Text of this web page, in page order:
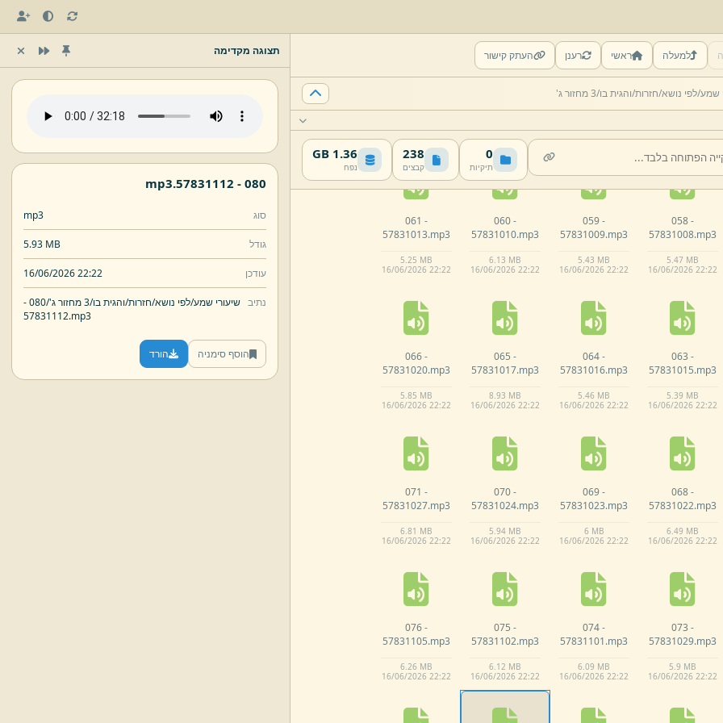
למעלה ראשי רענן העתק קישור
שמע/לפי נושא/חזרות/והגית בו/3 מחזור ג'
0
תיקיות
238
קבצים
1.36 GB
נפח
57831001.mp3
16/06/2026 22:22
57831002.mp3
16/06/2026 22:22
16/06/2026 22:22
16/06/2026 22:22
058 -
57831008.mp3
5.47 MB
16/06/2026 22:22
059 -
57831009.mp3
5.43 MB
16/06/2026 22:22
060 -
57831010.mp3
6.13 MB
16/06/2026 22:22
061 -
57831013.mp3
5.25 MB
16/06/2026 22:22
063 -
57831015.mp3
5.39 MB
16/06/2026 22:22
064 -
57831016.mp3
5.46 MB
16/06/2026 22:22
065 -
57831017.mp3
8.93 MB
16/06/2026 22:22
066 -
57831020.mp3
5.85 MB
16/06/2026 22:22
068 -
57831022.mp3
6.49 MB
16/06/2026 22:22
069 -
57831023.mp3
6 MB
16/06/2026 22:22
070 -
57831024.mp3
5.94 MB
16/06/2026 22:22
071 -
57831027.mp3
6.81 MB
16/06/2026 22:22
073 -
57831029.mp3
5.9 MB
16/06/2026 22:22
074 -
57831101.mp3
6.09 MB
16/06/2026 22:22
075 -
57831102.mp3
6.12 MB
16/06/2026 22:22
076 -
57831105.mp3
6.26 MB
16/06/2026 22:22
תצוגה מקדימה
080 -
mp3
סוג mp3
גודל 5.93 MB
עודכן 16/06/2026 22:22
נתיב שיעורי שמע/לפי נושא/חזרות/והגית בו/3 מחזור ג'/
080 -
57831112.mp3
הוסף סימניה הורד